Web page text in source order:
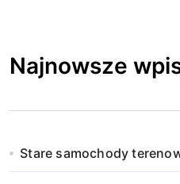
Najnowsze
Stare samochody